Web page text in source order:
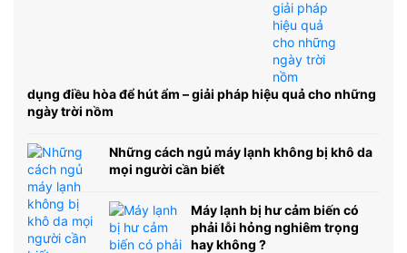
dụng điều hòa để hút ẩm – giải pháp hiệu quả cho những
ngày trời nồm
Những cách ngủ máy lạnh không bị khô da
mọi người cần biết
Máy lạnh bị hư cảm biến có
phải lỗi hỏng nghiêm trọng
hay không ?